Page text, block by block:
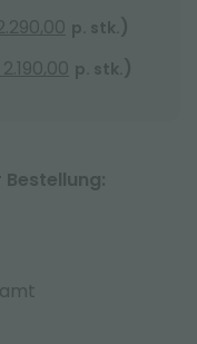
p. stk. )
p. stk. )